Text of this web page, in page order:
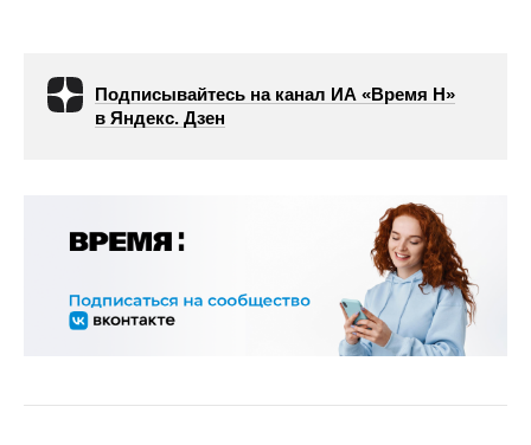
Подписывайтесь на канал ИА «Время Н»
в Яндекс. Дзен